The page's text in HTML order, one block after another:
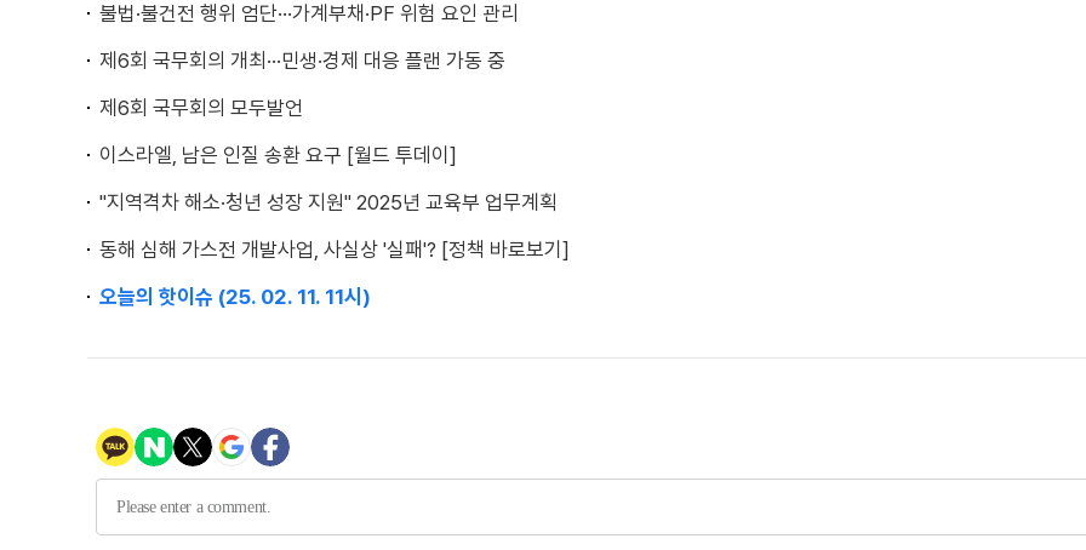
불법·불건전 행위 엄단···가계부채·PF 위험 요인 관리
제6회 국무회의 개최···민생·경제 대응 플랜 가동 중
제6회 국무회의 모두발언
이스라엘, 남은 인질 송환 요구 [월드 투데이]
"지역격차 해소·청년 성장 지원" 2025년 교육부 업무계획
동해 심해 가스전 개발사업, 사실상 '실패'? [정책 바로보기]
오늘의 핫이슈 (25. 02. 11. 11시)